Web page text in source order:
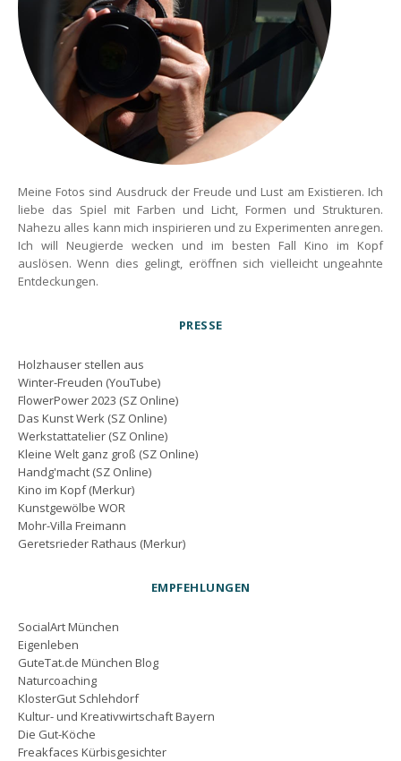
Meine Fotos sind Ausdruck der Freude und Lust am Existieren. Ich
liebe das Spiel mit Farben und Licht, Formen und Strukturen.
Nahezu alles kann mich inspirieren und zu Experimenten anregen.
Ich will Neugierde wecken und im besten Fall Kino im Kopf
auslösen. Wenn dies gelingt, eröffnen sich vielleicht ungeahnte
Entdeckungen.
PRESSE
Holzhauser stellen aus
Winter-Freuden (YouTube)
FlowerPower 2023 (SZ Online)
Das Kunst Werk (SZ Online)
Werkstattatelier (SZ Online)
Kleine Welt ganz groß (SZ Online)
Handg'macht (SZ Online)
Kino im Kopf (Merkur)
Kunstgewölbe WOR
Mohr-Villa Freimann
Geretsrieder Rathaus (Merkur)
EMPFEHLUNGEN
SocialArt München
Eigenleben
GuteTat.de München Blog
Naturcoaching
KlosterGut Schlehdorf
Kultur- und Kreativwirtschaft Bayern
Die Gut-Köche
Freakfaces Kürbisgesichter